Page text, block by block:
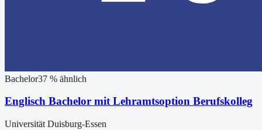
Bachelor37 % ähnlich
Englisch Bachelor mit Lehramtsoption Berufskolleg
Universität Duisburg-Essen